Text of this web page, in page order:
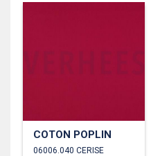
COTON POPLIN
06006.040 CERISE